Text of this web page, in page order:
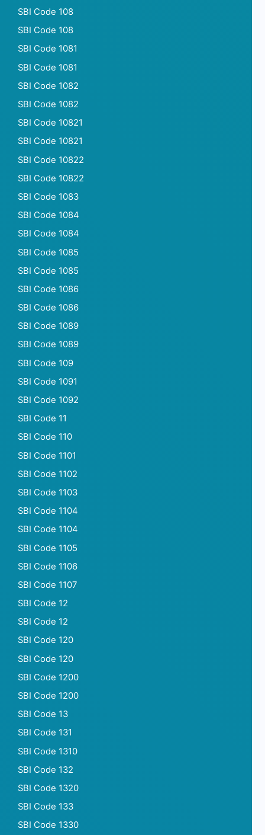
SBI Code 108
SBI Code 108
SBI Code 1081
SBI Code 1081
SBI Code 1082
SBI Code 1082
SBI Code 10821
SBI Code 10821
SBI Code 10822
SBI Code 10822
SBI Code 1083
SBI Code 1084
SBI Code 1084
SBI Code 1085
SBI Code 1085
SBI Code 1086
SBI Code 1086
SBI Code 1089
SBI Code 1089
SBI Code 109
SBI Code 1091
SBI Code 1092
SBI Code 11
SBI Code 110
SBI Code 1101
SBI Code 1102
SBI Code 1103
SBI Code 1104
SBI Code 1104
SBI Code 1105
SBI Code 1106
SBI Code 1107
SBI Code 12
SBI Code 12
SBI Code 120
SBI Code 120
SBI Code 1200
SBI Code 1200
SBI Code 13
SBI Code 131
SBI Code 1310
SBI Code 132
SBI Code 1320
SBI Code 133
SBI Code 1330